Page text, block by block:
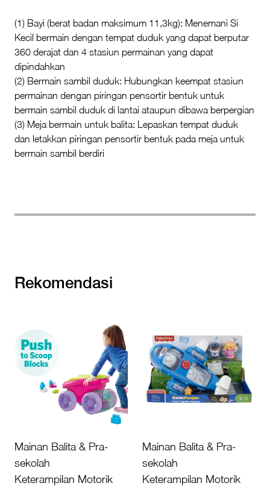
(1) Bayi (berat badan maksimum 11,3kg): Menemani Si
Kecil bermain dengan tempat duduk yang dapat berputar
360 derajat dan 4 stasiun permainan yang dapat
dipindahkan
(2) Bermain sambil duduk: Hubungkan keempat stasiun
permainan dengan piringan pensortir bentuk untuk
bermain sambil duduk di lantai ataupun dibawa berpergian
(3) Meja bermain untuk balita: Lepaskan tempat duduk
dan letakkan piringan pensortir bentuk pada meja untuk
bermain sambil berdiri
Rekomendasi
Mainan Balita & Pra-
sekolah
Keterampilan Motorik
Mainan Balita & Pra-
sekolah
Keterampilan Motorik